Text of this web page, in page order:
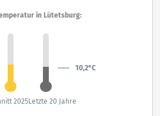
in Lütetsburg:
10,2°C
2025Letzte 20 Jahre